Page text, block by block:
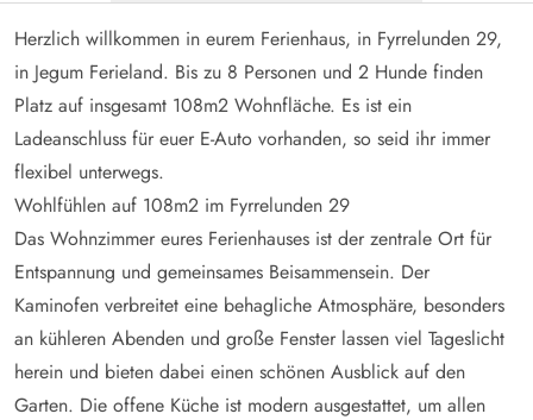
Herzlich willkommen in eurem Ferienhaus, in Fyrrelunden 29,
in Jegum Ferieland. Bis zu 8 Personen und 2 Hunde finden
Platz auf insgesamt 108m2 Wohnfläche. Es ist ein
Ladeanschluss für euer E-Auto vorhanden, so seid ihr immer
flexibel unterwegs.
Wohlfühlen auf 108m2 im Fyrrelunden 29
Das Wohnzimmer eures Ferienhauses ist der zentrale Ort für
Entspannung und gemeinsames Beisammensein. Der
Kaminofen verbreitet eine behagliche Atmosphäre, besonders
an kühleren Abenden und große Fenster lassen viel Tageslicht
herein und bieten dabei einen schönen Ausblick auf den
Garten. Die offene Küche ist modern ausgestattet, um allen